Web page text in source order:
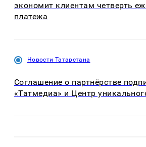
экономит клиентам четверть
платежа
Новости Татарстана
Соглашение о партнёрстве
«Татмедиа» и Центр